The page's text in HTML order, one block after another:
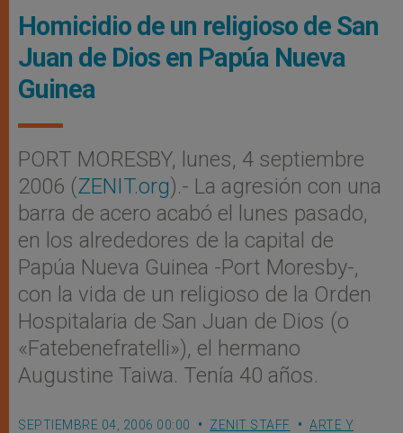
Homicidio de un religioso de San
Juan de Dios en Papúa Nueva
Guinea
PORT MORESBY, lunes, 4 septiembre
2006 (ZENIT.org).- La agresión con una
barra de acero acabó el lunes pasado,
en los alrededores de la capital de
Papúa Nueva Guinea -Port Moresby-,
con la vida de un religioso de la Orden
Hospitalaria de San Juan de Dios (o
«Fatebenefratelli»), el hermano
Augustine Taiwa. Tenía 40 años.
SEPTIEMBRE 04, 2006 00:00 ZENIT STAFF
ARTE Y